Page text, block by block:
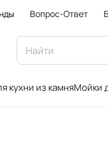
Вопрос-Ответ
кухни из камняМойки